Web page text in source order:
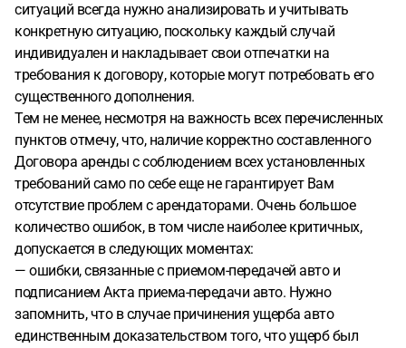
ситуаций всегда нужно анализировать и учитывать
конкретную ситуацию, поскольку каждый случай
индивидуален и накладывает свои отпечатки на
требования к договору, которые могут потребовать его
существенного дополнения.
Тем не менее, несмотря на важность всех перечисленных
пунктов отмечу, что, наличие корректно составленного
Договора аренды с соблюдением всех установленных
требований само по себе еще не гарантирует Вам
отсутствие проблем с арендаторами. Очень большое
количество ошибок, в том числе наиболее критичных,
допускается в следующих моментах:
— ошибки, связанные с приемом-передачей авто и
подписанием Акта приема-передачи авто. Нужно
запомнить, что в случае причинения ущерба авто
единственным доказательством того, что ущерб был